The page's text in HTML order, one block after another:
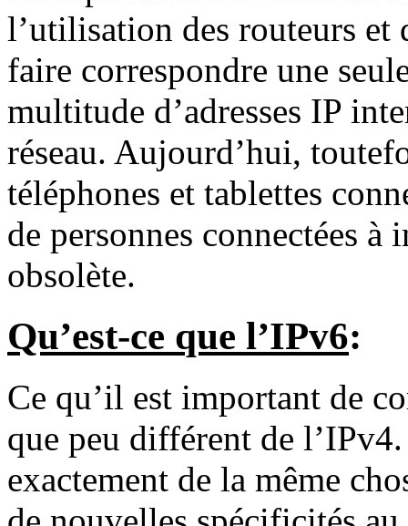
l’utilisation des routeurs
faire correspondre une
multitude d’adresses IP
réseau. Aujourd’hui,
téléphones et tablettes
de personnes connectées
obsolète.
Qu’est-ce que l’IPv6:
Ce qu’il est important de
que peu différent de
exactement de la même